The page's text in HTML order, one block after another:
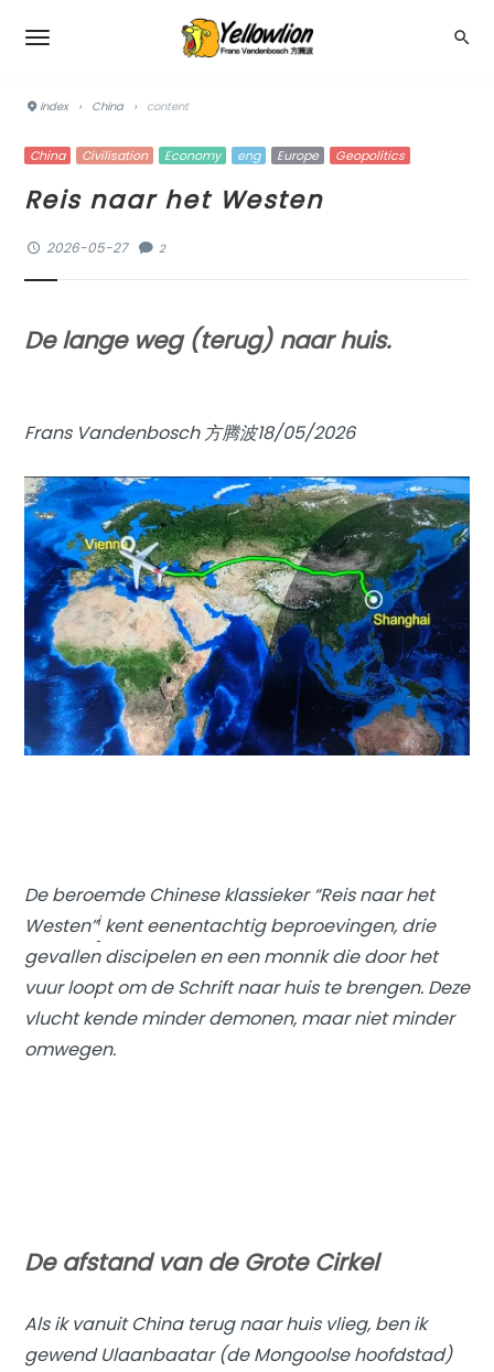
index › China › content
China Civilisation Economy eng Europe Geopolitics
Reis naar het Westen
2026-05-27 2
De lange weg (terug) naar huis.
Frans Vandenbosch 方腾波18/05/2026
De beroemde Chinese klassieker “Reis naar het
Westen”ikent eenentachtig beproevingen, drie
gevallen discipelen en een monnik die door het
vuur loopt om de Schrift naar huis te brengen. Deze
vlucht kende minder demonen, maar niet minder
omwegen.
De afstand van de Grote Cirkel
Als ik vanuit China terug naar huis vlieg, ben ik
gewend Ulaanbaatar (de Mongoolse hoofdstad)